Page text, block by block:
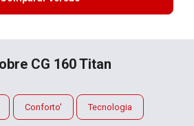
CG 160 Titan
Conforto' Tecnologia